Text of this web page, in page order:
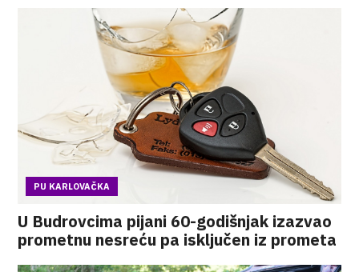
PU KARLOVAČKA
U Budrovcima pijani 60-godišnjak izazvao
prometnu nesreću pa isključen iz prometa